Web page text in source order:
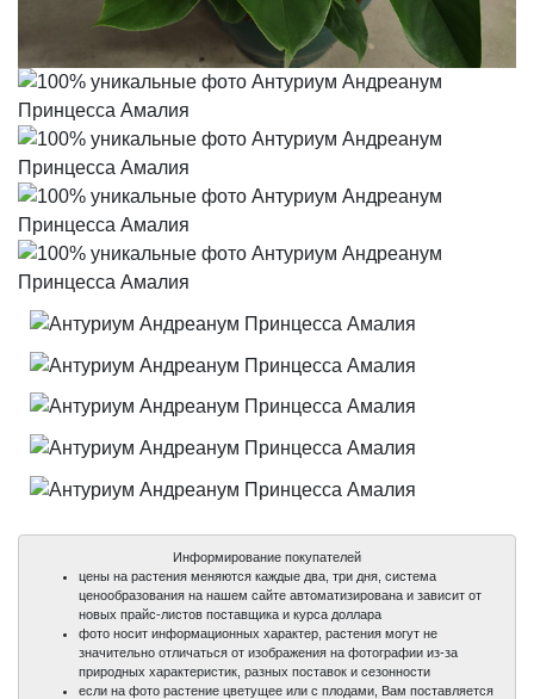
Информирование покупателей
цены на растения меняются каждые два, три дня, система
ценообразования на нашем сайте автоматизирована и зависит от
новых прайс-листов поставщика и курса доллара
фото носит информационных характер, растения могут не
значительно отличаться от изображения на фотографии из-за
природных характеристик, разных поставок и сезонности
если на фото растение цветущее или с плодами, Вам поставляется